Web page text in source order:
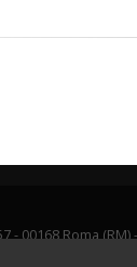
00168 Roma (RM)